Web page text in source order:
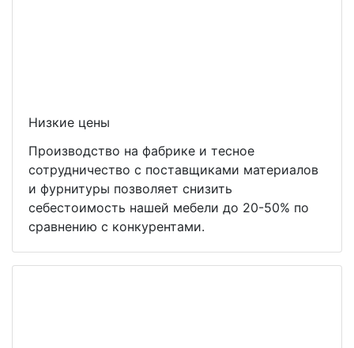
Низкие цены
Производство на фабрике и тесное
сотрудничество с поставщиками материалов
и фурнитуры позволяет снизить
себестоимость нашей мебели до 20-50% по
сравнению с конкурентами.